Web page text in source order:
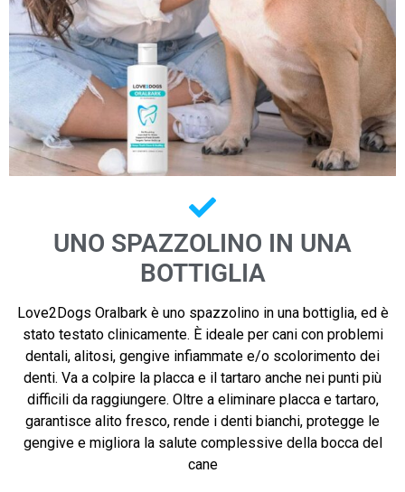
UNO SPAZZOLINO IN UNA
BOTTIGLIA
Love2Dogs Oralbark è uno spazzolino in una bottiglia, ed è
stato testato clinicamente. È ideale per cani con problemi
dentali, alitosi, gengive infiammate e/o scolorimento dei
denti. Va a colpire la placca e il tartaro anche nei punti più
difficili da raggiungere. Oltre a eliminare placca e tartaro,
garantisce alito fresco, rende i denti bianchi, protegge le
gengive e migliora la salute complessive della bocca del
cane